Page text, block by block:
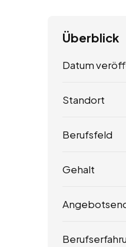
Überblick
Datum
Standort
Berufsfeld
Gehalt